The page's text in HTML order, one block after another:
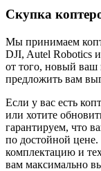
Скупка
Мы принимаем
DJI, Autel Robotics
от того, новый ваш
предложить вам
Если у вас есть
или хотите
гарантируем, что
по достойной
комплектацию и
вам максимально